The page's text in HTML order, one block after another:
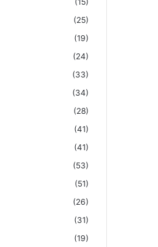
(25)
(19)
(24)
(33)
(34)
(28)
(41)
(41)
(53)
(51)
(26)
(31)
(19)